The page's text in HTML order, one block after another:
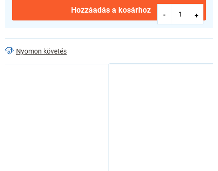
Hozzáadás a kosárhoz
Nyomon követés